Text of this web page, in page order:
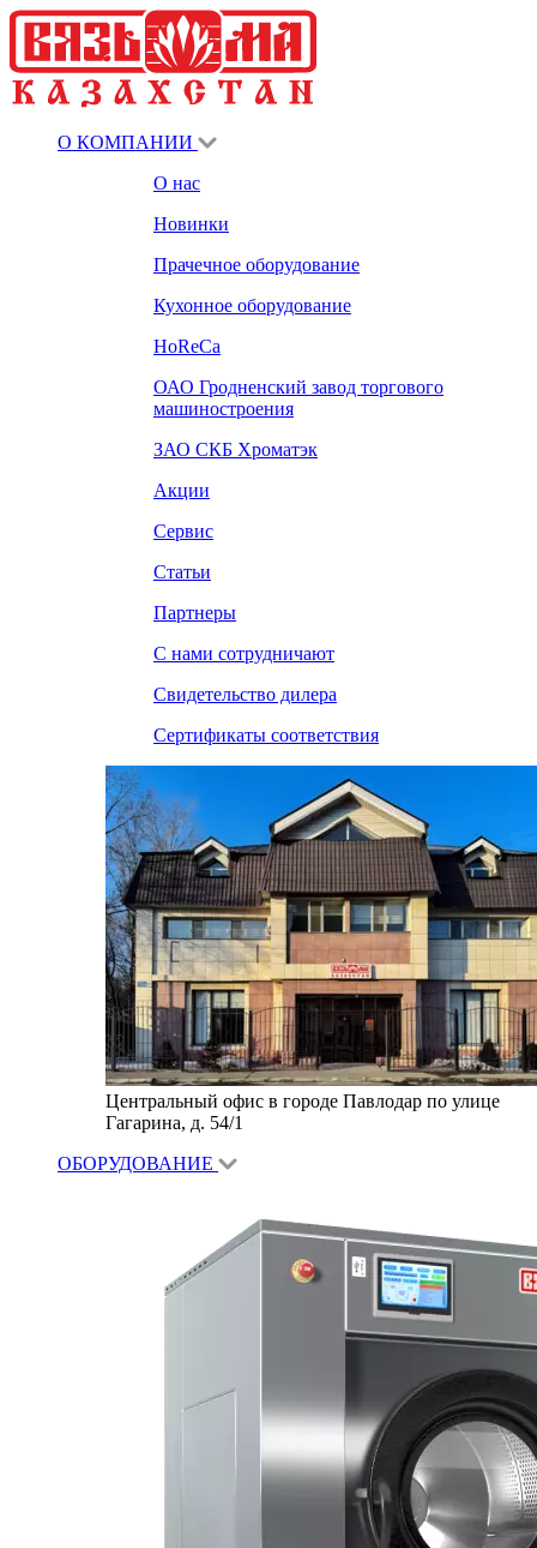
О КОМПАНИИ
О нас
Новинки
Прачечное оборудование
Кухонное оборудование
HoReCa
ОАО Гродненский завод торгового
машиностроения
ЗАО СКБ Хроматэк
Акции
Сервис
Статьи
Партнеры
С нами сотрудничают
Свидетельство дилера
Сертификаты соответствия
Центральный офис в городе Павлодар по улице
Гагарина, д. 54/1
ОБОРУДОВАНИЕ